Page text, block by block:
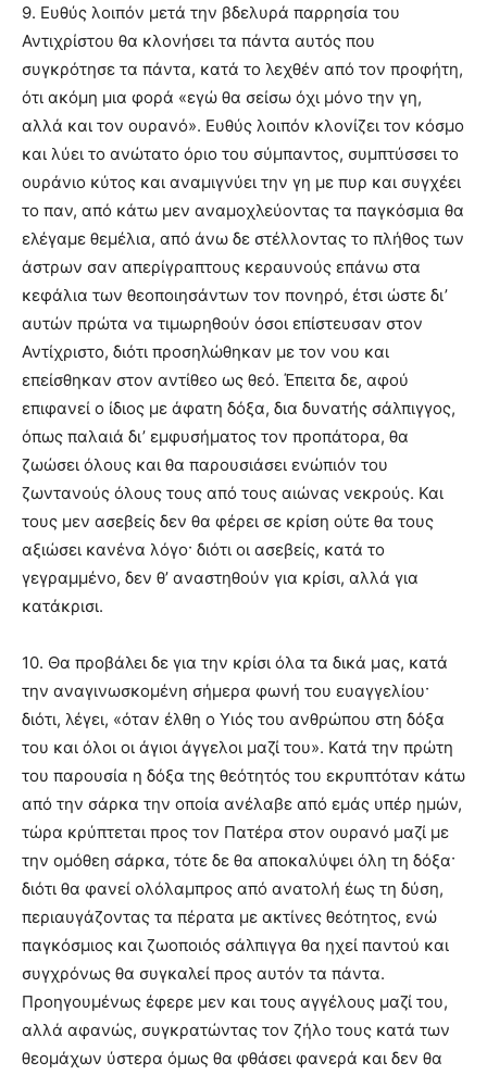
9. Ευθύς λοιπόν μετά την βδελυρά παρρησία του
Αντιχρίστου θα κλονήσει τα πάντα αυτός που
συγκρότησε τα πάντα, κατά το λεχθέν από τον προφήτη,
ότι ακόμη μια φορά «εγώ θα σείσω όχι μόνο την γη,
αλλά και τον ουρανό». Ευθύς λοιπόν κλονίζει τον κόσμο
και λύει το ανώτατο όριο του σύμπαντος, συμπτύσσει το
ουράνιο κύτος και αναμιγνύει την γη με πυρ και συγχέει
το παν, από κάτω μεν αναμοχλεύοντας τα παγκόσμια θα
ελέγαμε θεμέλια, από άνω δε στέλλοντας το πλήθος των
άστρων σαν απερίγραπτους κεραυνούς επάνω στα
κεφάλια των θεοποιησάντων τον πονηρό, έτσι ώστε δι’
αυτών πρώτα να τιμωρηθούν όσοι επίστευσαν στον
Αντίχριστο, διότι προσηλώθηκαν με τον νου και
επείσθηκαν στον αντίθεο ως θεό. Έπειτα δε, αφού
επιφανεί ο ίδιος με άφατη δόξα, δια δυνατής σάλπιγγος,
όπως παλαιά δι’ εμφυσήματος τον προπάτορα, θα
ζωώσει όλους και θα παρουσιάσει ενώπιόν του
ζωντανούς όλους τους από τους αιώνας νεκρούς. Και
τους μεν ασεβείς δεν θα φέρει σε κρίση ούτε θα τους
αξιώσει κανένα λόγο· διότι οι ασεβείς, κατά το
γεγραμμένο, δεν θ’ αναστηθούν για κρίσι, αλλά για
κατάκρισι.
10. Θα προβάλει δε για την κρίσι όλα τα δικά μας, κατά
την αναγινωσκομένη σήμερα φωνή του ευαγγελίου·
διότι, λέγει, «όταν έλθη ο Υιός του ανθρώπου στη δόξα
του και όλοι οι άγιοι άγγελοι μαζί του». Κατά την πρώτη
του παρουσία η δόξα της θεότητός του εκρυπτόταν κάτω
από την σάρκα την οποία ανέλαβε από εμάς υπέρ ημών,
τώρα κρύπτεται προς τον Πατέρα στον ουρανό μαζί με
την ομόθεη σάρκα, τότε δε θα αποκαλύψει όλη τη δόξα·
διότι θα φανεί ολόλαμπρος από ανατολή έως τη δύση,
περιαυγάζοντας τα πέρατα με ακτίνες θεότητος, ενώ
παγκόσμιος και ζωοποιός σάλπιγγα θα ηχεί παντού και
συγχρόνως θα συγκαλεί προς αυτόν τα πάντα.
Προηγουμένως έφερε μεν και τους αγγέλους μαζί του,
αλλά αφανώς, συγκρατώντας τον ζήλο τους κατά των
θεομάχων ύστερα όμως θα φθάσει φανερά και δεν θα